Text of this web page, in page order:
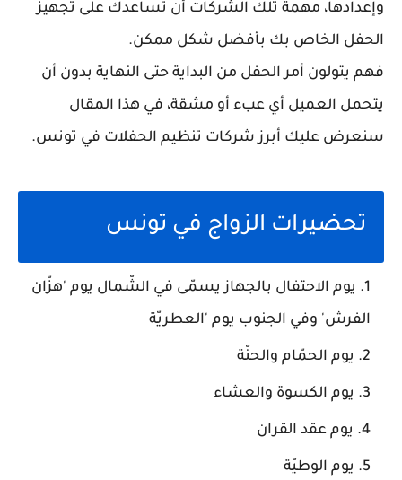
وإعدادها، مهمة تلك الشركات أن تساعدك على تجهيز
الحفل الخاص بك بأفضل شكل ممكن.
فهم يتولون أمر الحفل من البداية حتى النهاية بدون أن
يتحمل العميل أي عبء أو مشقة، في هذا المقال
سنعرض عليك أبرز شركات تنظيم الحفلات في تونس.
تحضيرات الزواج في تونس
يوم الاحتفال بالجهاز يسمّى في الشّمال يوم 'هزّان
الفرش' وفي الجنوب يوم 'العطريّة
يوم الحمّام والحنّة
يوم الكسوة والعشاء
يوم عقد القران
يوم الوطيّة